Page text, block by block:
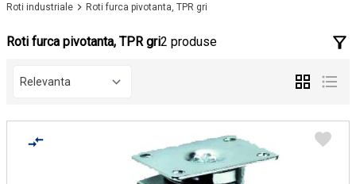
Roti industriale Roti furca pivotanta, TPR gri
Roti furca pivotanta, TPR gri2 produse